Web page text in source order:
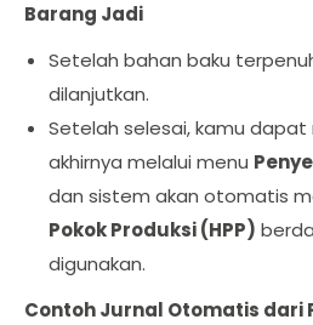
Barang Jadi
Setelah bahan baku
dilanjutkan.
Setelah selesai, kamu
akhirnya melalui menu
dan sistem akan otomatis
Pokok Produksi (HPP)
digunakan.
Contoh Jurnal Otomatis dari